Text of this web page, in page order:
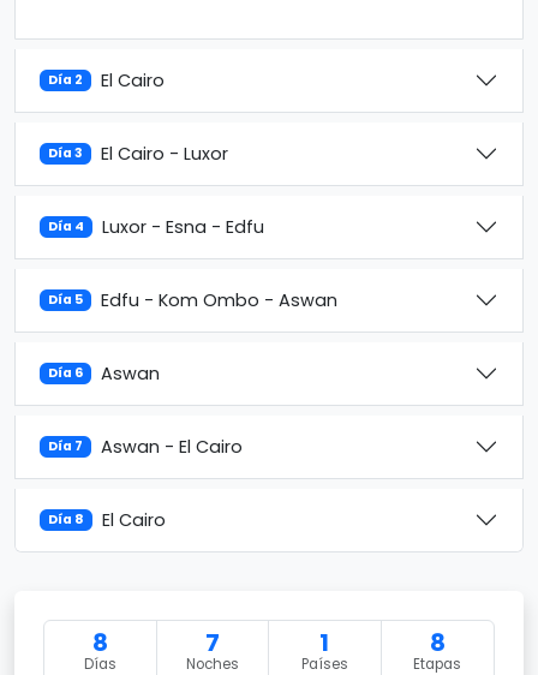
Día 2 El Cairo
Día 3 El Cairo - Luxor
Día 4 Luxor - Esna - Edfu
Día 5 Edfu - Kom Ombo - Aswan
Día 6 Aswan
Día 7 Aswan - El Cairo
Día 8 El Cairo
8
Días
7
Noches
1
Países
8
Etapas